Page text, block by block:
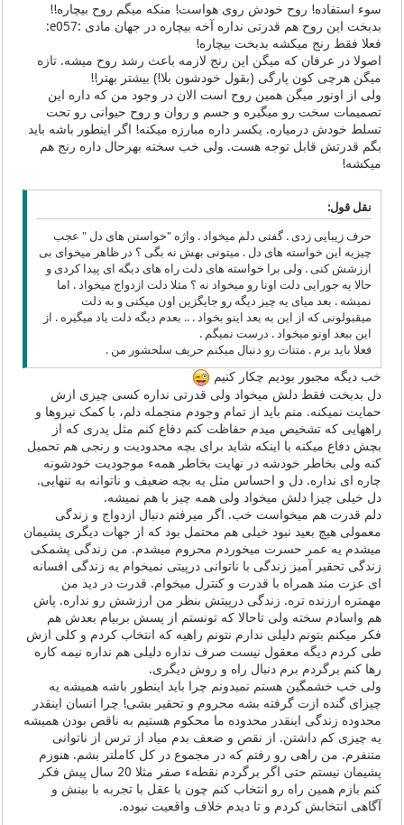
سوء استفاده! روح خودش روی هواست! منکه میگم روح بیچاره!!
بدبخت این روح هم قدرتی نداره آخه بیچاره در جهان مادی :e057:
فعلا فقط رنج میکشه بدبخت بیچاره!
اصولا در عرفان که میگن این رنج لازمه باعث رشد روح میشه. تازه
میگن هرچی کون پارگی (بقول خودشون بلا!) بیشتر بهتر!!
ولی از اونور میگن همین روح است الان در وجود من که داره این
تصمیمات سخت رو میگیره و جسم و روان و روح حیوانی رو تحت
تسلط خودش درمیاره. یکسر داره مبارزه میکنه! اگر اینطور باشه باید
بگم قدرتش قابل توجه هست. ولی خب سخته بهرحال داره رنج هم
میکشه!
نقل قول:
حرف زیبایی زدی . گفتی دلم میخواد . واژه "خواستن های دل " عجب
چیزیه این خواسته های دل . میتونی بهش نه بگی ؟ در ظاهر میخوای بی
ارزشش کنی . ولی برا خواسته های دلت راه های دیگه ای پیدا کردی و
حالا یه جورایی دلت اونا رو میخواد نه ؟ مثلا دلت ازدواج میخواد . اما
نمیشه . بعد میای یه چیز دیگه رو جایگزین اون میکنی و به دلت
میقبولونی که از این به بعد اینو بخواد . .. بعدم دیگه دلت یاد میگیره . از
این ببعد اونو میخواد . درست نمیگم .
فعلا باید برم . متنات رو دنبال میکنم حریف سلحشور من .
خب دیگه مجبور بودیم چکار کنیم
دل بدبخت فقط دلش میخواد ولی قدرتی نداره کسی چیزی ازش
حمایت نمیکنه. منم باید از تمام وجودم منجمله دلم، با کمک نیروها و
راههایی که تشخیص میدم حفاظت کنم دفاع کنم مثل پدری که از
بچش دفاع میکنه با اینکه شاید برای بچه محدودیت و رنجی هم تحمیل
کنه ولی بخاطر خودشه در نهایت بخاطر همهء موجودیت خودشونه
چاره ای نداره. دل و احساس مثل یه بچه ضعیف و ناتوانه به تنهایی.
دل خیلی چیزا دلش میخواد ولی همه چیز با هم نمیشه.
دلم قدرت هم میخواست خب. اگر میرفتم دنبال ازدواج و زندگی
معمولی هیچ بعید نبود خیلی هم محتمل بود که از جهات دیگری پشیمان
میشدم یه عمر حسرت میخوردم محروم میشدم. من زندگی پشمکی
زندگی تحقیر آمیز زندگی با ناتوانی درپیتی نمیخوام یه زندگی افسانه
ای عزت مند همراه با قدرت و کنترل میخوام. قدرت در دید من
مهمتره ارزنده تره. زندگی درپیتش بنظر من ارزشش رو نداره. پاش
هم واسادم سخته ولی تاحالا که تونستم از پسش بربیام بعدش هم
فکر میکنم بتونم دلیلی ندارم نتونم راهیه که انتخاب کردم و کلی ازش
طی کردم دیگه معقول نیست صرف نداره دلیلی هم نداره نیمه کاره
رها کنم برگردم برم دنبال راه و روش دیگری.
ولی خب خشمگین هستم نمیدونم چرا باید اینطور باشه همیشه یه
چیزای گنده ازت گرفته بشه محروم و تحقیر بشی! چرا انسان اینقدر
محدوده زندگی اینقدر محدوده ما محکوم هستیم به ناقص بودن همیشه
یه چیزی کم داشتن. از نقص و ضعف بدم میاد از ترس از ناتوانی
متنفرم. من راهی رو رفتم که در مجموع در کل کاملتر بشم. هنوزم
پشیمان نیستم حتی اگر برگردم نقطهء صفر مثلا 20 سال پیش فکر
کنم بازم همین راه رو انتخاب کنم چون با عقل با تجربه با بینش و
آگاهی انتخابش کردم و تا دیدم خلاف واقعیت نبوده.